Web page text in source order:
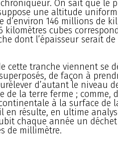
On sait que le
une altitude
d’environ 146 millions de
kilomètres cubes
dont l’épaisseur serait de
cette tranche viennent se
de façon à
d’autant le niveau
de la terre ferme ; comme,
à la surface de
en résulte, en ultime
chaque année un
de millimètre.